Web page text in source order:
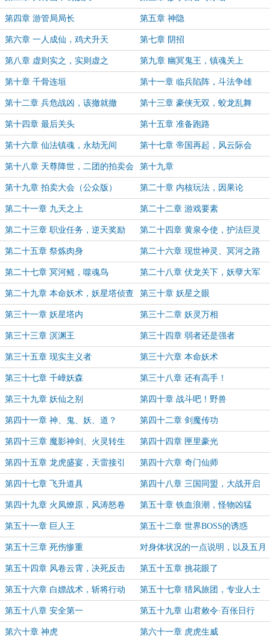
第四章 游管局局长 第五章 神隐
第六章 一人成仙，鸡犬升天 第七章 阴招
第八章 虚则实之，实则虚之 第九章 幽冥鬼王，镇魂关上
第十章 千骨连垣 第十一章 临兵陷阵，斗法争雄
第十二章 兵危战凶，该撤就撤 第十三章 豪侠无双，蛟龙乱舞
第十四章 最后关头 第十五章 准备跑路
第十六章 仙法镇魂，永劫无间 第十七章 帝国再起，风云际会
第十八章 天尊降世，二团的拍卖会 第十九章
第十九章 拍卖大会（公众版） 第二十章 内核玩法，因果论
第二十一章 九天之上 第二十二章 游戏要素
第二十三章 职业任务，逆天奖励 第二十四章 黄泉令使，护法巨灵
第二十五章 祭炼肉身 第二十六章 现世神灵、冥河之路
第二十七章 冥河鳐，噬魂鸟 第二十八章 伏龙关下，妖孽大军
第二十九章 本命妖术，妖星塔侦查
任务
第三十章 妖星之眼
第三十一章 妖星塔内 第三十二章 妖灵万相
第三十三章 溟渊王 第三十四章 弱者还是强者
第三十五章 现实主义者 第三十六章 本命妖术
第三十七章 千嶂妖森 第三十八章 还有高手！
第三十九章 妖仙之别 第四十章 战斗吧！野兽
第四十一章 神、鬼、妖、道？ 第四十二章 剑魔传功
第四十三章 魔影神剑、火灵转生 第四十四章 匣里豪光
第四十五章 龙虎盛宴，天雷接引 第四十六章 奇门仙师
第四十七章 飞升道具 第四十八章 三国同盟，大战开启
第四十九章 火凤燎原，风涛怒卷 第五十章 铁血浪潮，怪物凶猛
第五十一章 巨人王 第五十二章 世界BOSS的诱惑
第五十三章 死伤惨重 对身体状况的一点说明，以及五月
1日恢复更新
第五十四章 风卷云霄，决死反击 第五十五章 挑花眼了
第五十六章 白嫖战术，斩将行动 第五十七章 猎风旅团，专业人士
第五十八章 安全第一 第五十九章 山君敕令·百伥日行
第六十章 神虎 第六十一章 虎虎生威